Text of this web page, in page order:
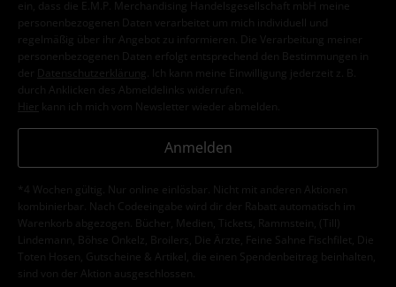
ein, dass die E.M.P. Merchandising Handelsgesellschaft mbH meine
personenbezogenen Daten verarbeitet um mich individuell und
regelmäßig über ihr Angebot zu informieren. Die Verarbeitung meiner
personenbezogenen Daten erfolgt entsprechend den Bestimmungen in
der
Datenschutzerklärung
. Ich kann meine Einwilligung jederzeit z. B.
durch Anklicken des Abmeldelinks widerrufen.
Hier kann ich mich vom Newsletter wieder abmelden.
Anmelden
*4 Wochen gültig. Nur online einlösbar. Nicht mit anderen Aktionen
kombinierbar. Nach Codeeingabe wird dir der Rabatt automatisch im
Warenkorb abgezogen. Bücher, Medien, Tickets, Rammstein, (Till)
Lindemann, Böhse Onkelz, Broilers, Die Ärzte, Feine Sahne Fischfilet, Die
Toten Hosen, Gutscheine & Artikel, die einen Spendenbeitrag beinhalten,
sind von der Aktion ausgeschlossen.